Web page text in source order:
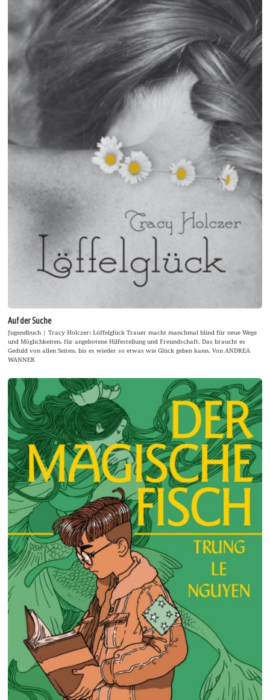
Auf der Suche
Jugendbuch | Tracy Holczer: Löffelglück Trauer macht manchmal blind für neue Wege
und Möglichkeiten, für angebotene Hilfestellung und Freundschaft. Das braucht es
Geduld von allen Seiten, bis es wieder so etwas wie Glück geben kann. Von ANDREA
WANNER